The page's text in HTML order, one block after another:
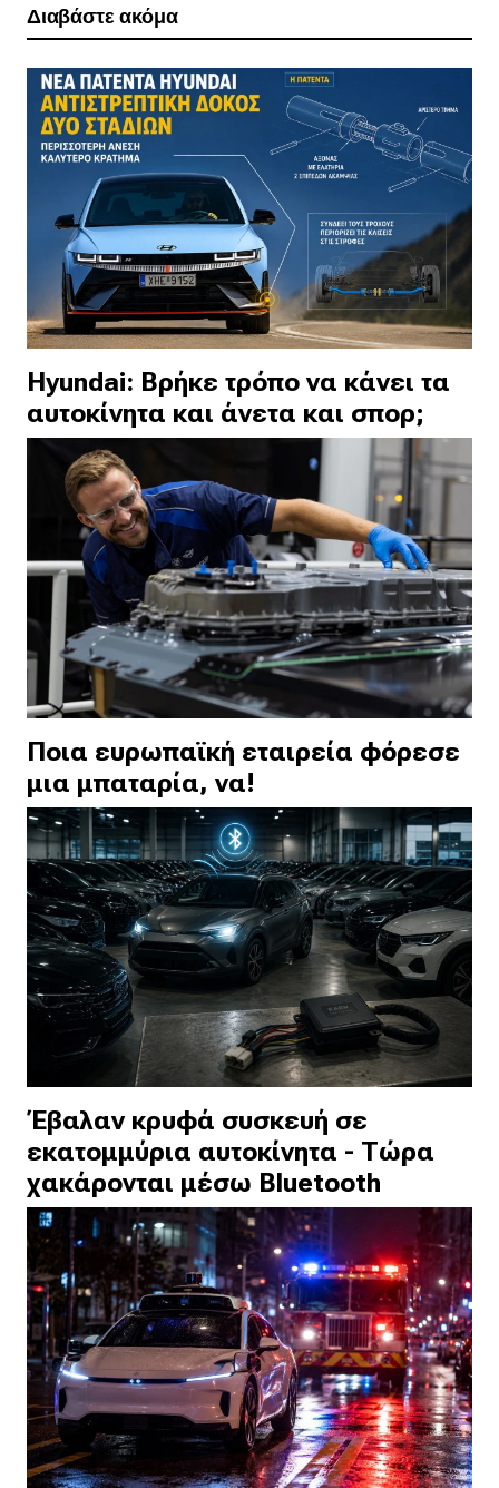
Διαβάστε ακόμα
Hyundai: Βρήκε τρόπο να κάνει τα
αυτοκίνητα και άνετα και σπορ;
Ποια ευρωπαϊκή εταιρεία φόρεσε
μια μπαταρία, να!
Έβαλαν κρυφά συσκευή σε
εκατομμύρια αυτοκίνητα - Τώρα
χακάρονται μέσω Bluetooth